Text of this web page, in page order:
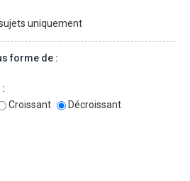
uniquement
forme de :
Croissant
Décroissant